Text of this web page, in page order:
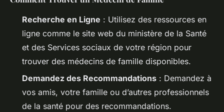
Recherche en Ligne : Utilisez des ressources en
ligne comme le site web du ministère de la Santé
et des Services sociaux de votre région pour
trouver des médecins de famille disponibles.
Demandez des Recommandations : Demandez à
vos amis, votre famille ou d’autres professionnels
de la santé pour des recommandations.